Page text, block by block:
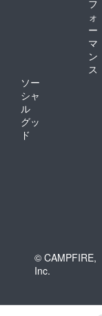
フ
ォ
ー
マ
ン
ス
ソー
シャ
ル
グッ
ド
© CAMPFIRE,
Inc.